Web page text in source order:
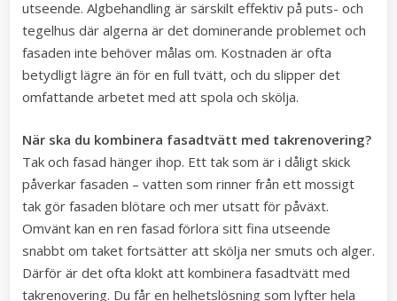
utseende. Algbehandling är särskilt effektiv på puts- och
tegelhus där algerna är det dominerande problemet och
fasaden inte behöver målas om. Kostnaden är ofta
betydligt lägre än för en full tvätt, och du slipper det
omfattande arbetet med att spola och skölja.
När ska du kombinera fasadtvätt med takrenovering?
Tak och fasad hänger ihop. Ett tak som är i dåligt skick
påverkar fasaden – vatten som rinner från ett mossigt
tak gör fasaden blötare och mer utsatt för påväxt.
Omvänt kan en ren fasad förlora sitt fina utseende
snabbt om taket fortsätter att skölja ner smuts och alger.
Därför är det ofta klokt att kombinera fasadtvätt med
takrenovering. Du får en helhetslösning som lyfter hela